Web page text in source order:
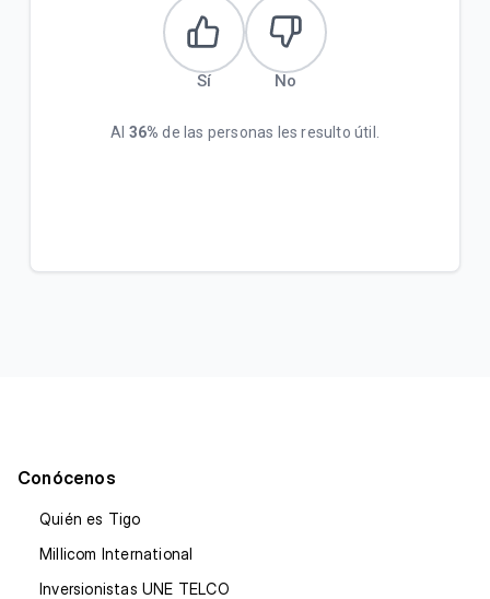
Sí No
Al 36% de las personas les resulto útil.
Conócenos
Quién es Tigo
Millicom International
Inversionistas UNE TELCO